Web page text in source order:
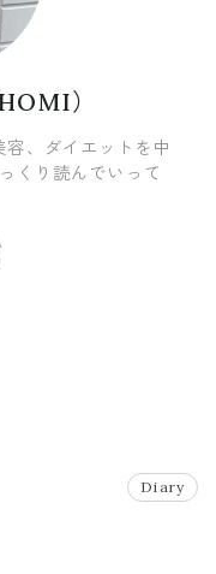
）
、ダイエットを中
くり読んでいって
Diary